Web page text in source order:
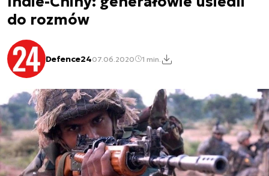
do rozmów
Defence2407.06.2020 1 min.